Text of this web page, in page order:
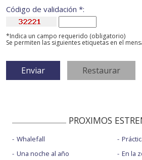
Código de validación *:
*Indica un campo requerido (obligatorio)
Se permiten las siguientes etiquetas en el
PROXIMOS
Whalefall
Una noche al año
En la